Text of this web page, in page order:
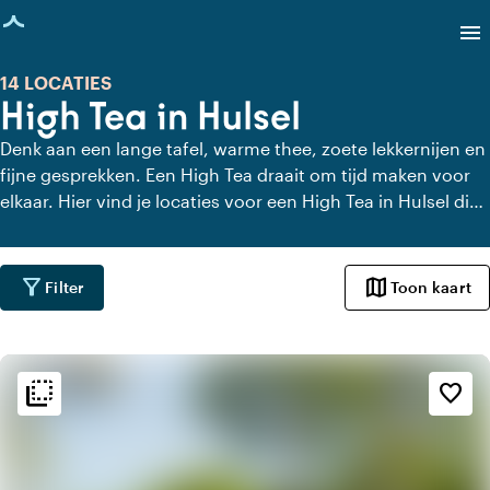
geladen
menu
High Tea in Hulsel
14 LOCATIES
Denk aan een lange tafel, warme thee, zoete lekkernijen en
fijne gesprekken. Een High Tea draait om tijd maken voor
elkaar. Hier vind je locaties voor een High Tea in Hulsel die
heel lekker eten. Even geen haast, alleen aandacht voor
elkaar en de lekkernijen.
filter_alt Filter map Toon kaart
flip_to_back favorite_border
flip_to_back Sfeer en esthetiek
palette
Bohemian / Ibiza